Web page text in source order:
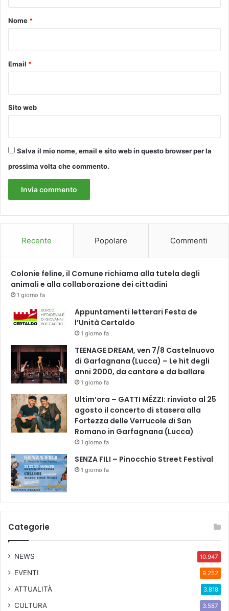
o
Nome *
Email *
Sito web
Salva il mio nome, email e sito web in questo browser per la
prossima volta che commento.
Recente Popolare Commenti
Colonie feline, il Comune richiama alla tutela degli
animali e alla collaborazione dei cittadini
1 giorno fa
Appuntamenti letterari Festa de
l’Unità Certaldo
1 giorno fa
TEENAGE DREAM, ven 7/8 Castelnuovo
di Garfagnana (Lucca) – Le hit degli
anni 2000, da cantare e da ballare
1 giorno fa
Ultim’ora – GATTI MÉZZI: rinviato al 25
agosto il concerto di stasera alla
Fortezza delle Verrucole di San
Romano in Garfagnana (Lucca)
1 giorno fa
SENZA FILI – Pinocchio Street Festival
1 giorno fa
Categorie
NEWS 10.947
EVENTI 9.252
ATTUALITÀ 3.818
CULTURA 3.587